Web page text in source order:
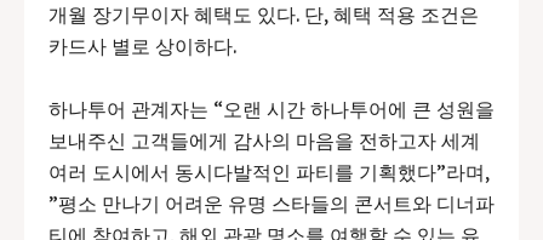
개월 장기무이자 혜택도 있다. 단, 혜택 적용 조건은
카드사 별로 상이하다.
하나투어 관계자는 “오랜 시간 하나투어에 큰 성원을
보내주신 고객들에게 감사의 마음을 전하고자 세계
여러 도시에서 동시다발적인 파티를 기획했다”라며,
”평소 만나기 어려운 유명 스타들의 콘서트와 디너파